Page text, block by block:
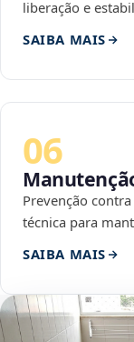
liberação e
SAIBA MAIS
06
Prevenção
técnica para
SAIBA MAIS